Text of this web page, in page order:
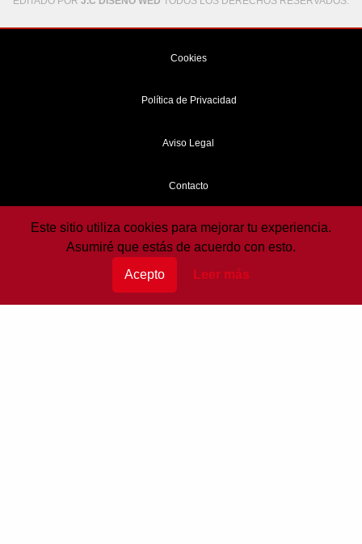
Este sitio utiliza cookies para mejorar tu experiencia.
Asumiré que estás de acuerdo con esto.
Acepto
Leer más
Cookies
Política de Privacidad
Aviso Legal
Contacto
Sobre mi
Copyright © 2024